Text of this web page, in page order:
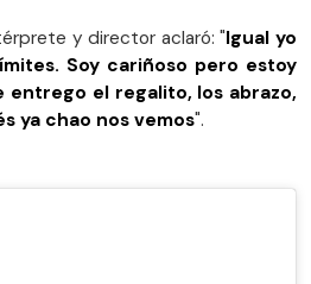
y director aclaró: "Igual yo
Soy cariñoso pero estoy
entrego el regalito, los abrazo,
ya chao nos vemos".